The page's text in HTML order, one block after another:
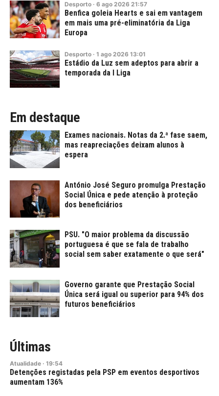
Desporto · 6 ago 2026 21:57
Benfica goleia Hearts e sai em vantagem
em mais uma pré-eliminatória da Liga
Europa
Desporto · 1 ago 2026 13:01
Estádio da Luz sem adeptos para abrir a
temporada da I Liga
Em destaque
Exames nacionais. Notas da 2.ª fase saem,
mas reapreciações deixam alunos à
espera
António José Seguro promulga Prestação
Social Única e pede atenção à proteção
dos beneficiários
PSU. "O maior problema da discussão
portuguesa é que se fala de trabalho
social sem saber exatamente o que será"
Governo garante que Prestação Social
Única será igual ou superior para 94% dos
futuros beneficiários
Últimas
Atualidade · 19:54
Detenções registadas pela PSP em eventos desportivos
aumentam 136%